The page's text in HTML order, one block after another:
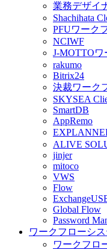
業務デザイ
Shachihata
PFUワーク
NCIWF
J-MOTTOワ
rakumo
Bitrix24
決裁ワーク
SKYSEA
SmartDB
AppRemo
ALIVE
jinjer
mitoco
VWS
Flow
Global Flow
Password
ワークフローシ
ワークフロ